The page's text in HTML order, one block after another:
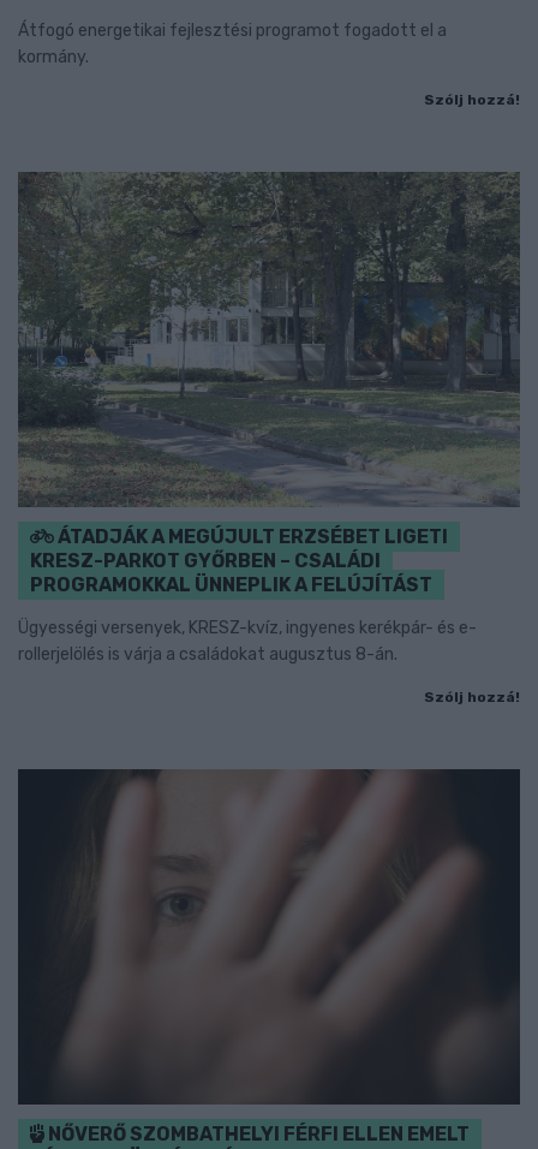
Átfogó energetikai fejlesztési programot fogadott el a
kormány.
Szólj hozzá!
ÁTADJÁK A MEGÚJULT ERZSÉBET LIGETI
KRESZ-PARKOT GYŐRBEN – CSALÁDI
PROGRAMOKKAL ÜNNEPLIK A FELÚJÍTÁST
Ügyességi versenyek, KRESZ-kvíz, ingyenes kerékpár- és e-
rollerjelölés is várja a családokat augusztus 8-án.
Szólj hozzá!
NŐVERŐ SZOMBATHELYI FÉRFI ELLEN EMELT